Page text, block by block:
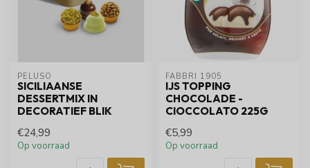
PELUSO
SICILIAANSE
DESSERTMIX IN
DECORATIEF BLIK
€24,99
Op voorraad
FABBRI 1905
IJS TOPPING
CHOCOLADE -
CIOCCOLATO 225G
€5,99
Op voorraad